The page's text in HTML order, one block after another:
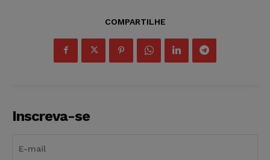
COMPARTILHE
Inscreva-se